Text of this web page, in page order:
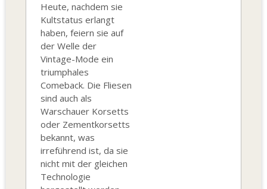
Heute, nachdem sie
Kultstatus erlangt
haben, feiern sie auf
der Welle der
Vintage-Mode ein
triumphales
Comeback. Die Fliesen
sind auch als
Warschauer Korsetts
oder Zementkorsetts
bekannt, was
irreführend ist, da sie
nicht mit der gleichen
Technologie